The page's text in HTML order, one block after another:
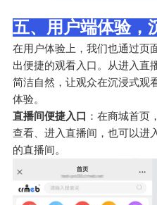
五、用户端体验，
在用户体验上，我们也通过页
出便捷的观看入口。从进入直
简洁自然，让观众在沉浸式观
体验。
直播间便捷入口 ：在商城首页
查看、进入直播间，也可以进
的直播间。